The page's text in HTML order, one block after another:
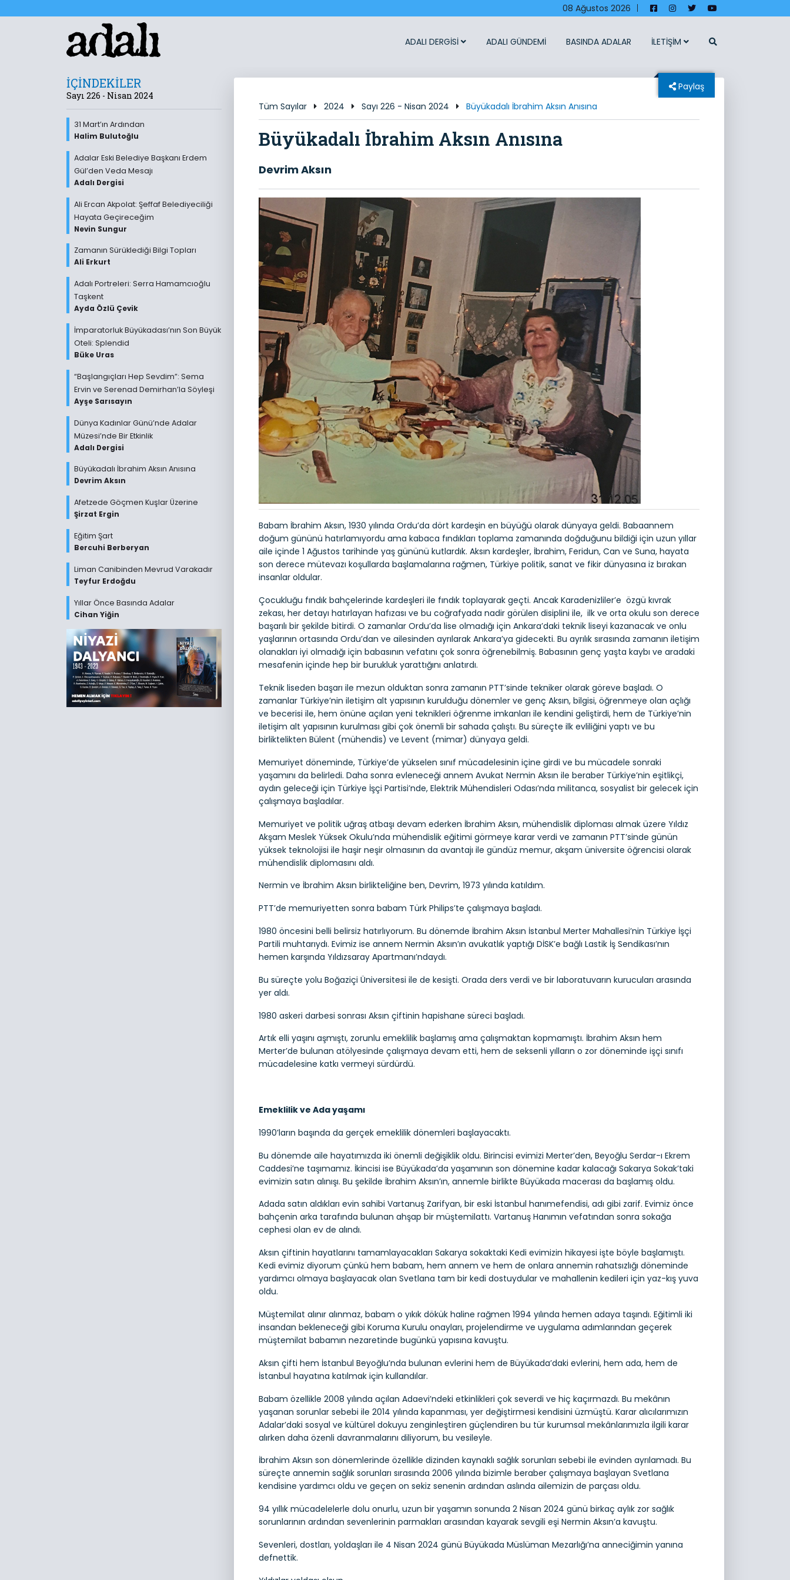
08 Ağustos 2026
ADALI DERGİSİ ADALI GÜNDEMİ BASINDA ADALAR İLETİŞİM
İÇİNDEKİLER
Sayı 226 - Nisan 2024
31 Mart’ın Ardından
Halim Bulutoğlu
Adalar Eski Belediye Başkanı Erdem
Gül’den Veda Mesajı
Adalı Dergisi
Ali Ercan Akpolat: Şeffaf Belediyeciliği
Hayata Geçireceğim
Nevin Sungur
Zamanın Sürüklediği Bilgi Topları
Ali Erkurt
Adalı Portreleri: Serra Hamamcıoğlu
Taşkent
Ayda Özlü Çevik
İmparatorluk Büyükadası’nın Son Büyük
Oteli: Splendid
Büke Uras
“Başlangıçları Hep Sevdim”: Sema
Ervin ve Serenad Demirhan’la Söyleşi
Ayşe Sarısayın
Dünya Kadınlar Günü’nde Adalar
Müzesi’nde Bir Etkinlik
Adalı Dergisi
Büyükadalı İbrahim Aksın Anısına
Devrim Aksın
Afetzede Göçmen Kuşlar Üzerine
Şirzat Ergin
Eğitim Şart
Bercuhi Berberyan
Liman Canibinden Mevrud Varakadır
Teyfur Erdoğdu
Yıllar Önce Basında Adalar
Cihan Yiğin
Paylaş
Tüm Sayılar
2024 Sayı 226 - Nisan 2024 Büyükadalı İbrahim Aksın Anısına
Büyükadalı İbrahim Aksın Anısına
Devrim Aksın
Babam İbrahim Aksın, 1930 yılında Ordu’da dört kardeşin en büyüğü olarak dünyaya geldi. Babaannem
doğum gününü hatırlamıyordu ama kabaca fındıkları toplama zamanında doğduğunu bildiği için uzun yıllar
aile içinde 1 Ağustos tarihinde yaş gününü kutlardık. Aksın kardeşler, İbrahim, Feridun, Can ve Suna, hayata
son derece mütevazı koşullarda başlamalarına rağmen, Türkiye politik, sanat ve fikir dünyasına iz bırakan
insanlar oldular.
Çocukluğu fındık bahçelerinde kardeşleri ile fındık toplayarak geçti. Ancak Karadenizliler’e özgü kıvrak
zekası, her detayı hatırlayan hafızası ve bu coğrafyada nadir görülen disiplini ile, ilk ve orta okulu son derece
başarılı bir şekilde bitirdi. O zamanlar Ordu’da lise olmadığı için Ankara’daki teknik liseyi kazanacak ve onlu
yaşlarının ortasında Ordu’dan ve ailesinden ayrılarak Ankara’ya gidecekti. Bu ayrılık sırasında zamanın iletişim
olanakları iyi olmadığı için babasının vefatını çok sonra öğrenebilmiş. Babasının genç yaşta kaybı ve aradaki
mesafenin içinde hep bir burukluk yarattığını anlatırdı.
Teknik liseden başarı ile mezun olduktan sonra zamanın PTT’sinde tekniker olarak göreve başladı. O
zamanlar Türkiye’nin iletişim alt yapısının kurulduğu dönemler ve genç Aksın, bilgisi, öğrenmeye olan açlığı
ve becerisi ile, hem önüne açılan yeni teknikleri öğrenme imkanları ile kendini geliştirdi, hem de Türkiye’nin
iletişim alt yapısının kurulması gibi çok önemli bir sahada çalıştı. Bu süreçte ilk evliliğini yaptı ve bu
birliktelikten Bülent (mühendis) ve Levent (mimar) dünyaya geldi.
Memuriyet döneminde, Türkiye’de yükselen sınıf mücadelesinin içine girdi ve bu mücadele sonraki
yaşamını da belirledi. Daha sonra evleneceği annem Avukat Nermin Aksın ile beraber Türkiye’nin eşitlikçi,
aydın geleceği için Türkiye İşçi Partisi’nde, Elektrik Mühendisleri Odası’nda militanca, sosyalist bir gelecek için
çalışmaya başladılar.
Memuriyet ve politik uğraş atbaşı devam ederken İbrahim Aksın, mühendislik diploması almak üzere Yıldız
Akşam Meslek Yüksek Okulu’nda mühendislik eğitimi görmeye karar verdi ve zamanın PTT’sinde günün
yüksek teknolojisi ile haşir neşir olmasının da avantajı ile gündüz memur, akşam üniversite öğrencisi olarak
mühendislik diplomasını aldı.
Nermin ve İbrahim Aksın birlikteliğine ben, Devrim, 1973 yılında katıldım.
PTT’de memuriyetten sonra babam Türk Philips’te çalışmaya başladı.
1980 öncesini belli belirsiz hatırlıyorum. Bu dönemde İbrahim Aksın İstanbul Merter Mahallesi’nin Türkiye İşçi
Partili muhtarıydı. Evimiz ise annem Nermin Aksın’ın avukatlık yaptığı DİSK’e bağlı Lastik İş Sendikası’nın
hemen karşında Yıldızsaray Apartmanı’ndaydı.
Bu süreçte yolu Boğaziçi Üniversitesi ile de kesişti. Orada ders verdi ve bir laboratuvarın kurucuları arasında
yer aldı.
1980 askeri darbesi sonrası Aksın çiftinin hapishane süreci başladı.
Artık elli yaşını aşmıştı, zorunlu emeklilik başlamış ama çalışmaktan kopmamıştı. İbrahim Aksın hem
Merter’de bulunan atölyesinde çalışmaya devam etti, hem de seksenli yılların o zor döneminde işçi sınıfı
mücadelesine katkı vermeyi sürdürdü.
Emeklilik ve Ada yaşamı
1990’ların başında da gerçek emeklilik dönemleri başlayacaktı.
Bu dönemde aile hayatımızda iki önemli değişiklik oldu. Birincisi evimizi Merter’den, Beyoğlu Serdar-ı Ekrem
Caddesi’ne taşımamız. İkincisi ise Büyükada’da yaşamının son dönemine kadar kalacağı Sakarya Sokak’taki
evimizin satın alınışı. Bu şekilde İbrahim Aksın’ın, annemle birlikte Büyükada macerası da başlamış oldu.
Adada satın aldıkları evin sahibi Vartanuş Zarifyan, bir eski İstanbul hanımefendisi, adı gibi zarif. Evimiz önce
bahçenin arka tarafında bulunan ahşap bir müştemilattı. Vartanuş Hanımın vefatından sonra sokağa
cephesi olan ev de alındı.
Aksın çiftinin hayatlarını tamamlayacakları Sakarya sokaktaki Kedi evimizin hikayesi işte böyle başlamıştı.
Kedi evimiz diyorum çünkü hem babam, hem annem ve hem de onlara annemin rahatsızlığı döneminde
yardımcı olmaya başlayacak olan Svetlana tam bir kedi dostuydular ve mahallenin kedileri için yaz-kış yuva
oldu.
Müştemilat alınır alınmaz, babam o yıkık dökük haline rağmen 1994 yılında hemen adaya taşındı. Eğitimli iki
insandan bekleneceği gibi Koruma Kurulu onayları, projelendirme ve uygulama adımlarından geçerek
müştemilat babamın nezaretinde bugünkü yapısına kavuştu.
Aksın çifti hem İstanbul Beyoğlu’nda bulunan evlerini hem de Büyükada’daki evlerini, hem ada, hem de
İstanbul hayatına katılmak için kullandılar.
Babam özellikle 2008 yılında açılan Adaevi’ndeki etkinlikleri çok severdi ve hiç kaçırmazdı. Bu mekânın
yaşanan sorunlar sebebi ile 2014 yılında kapanması, yer değiştirmesi kendisini üzmüştü. Karar alıcılarımızın
Adalar’daki sosyal ve kültürel dokuyu zenginleştiren güçlendiren bu tür kurumsal mekânlarımızla ilgili karar
alırken daha özenli davranmalarını diliyorum, bu vesileyle.
İbrahim Aksın son dönemlerinde özellikle dizinden kaynaklı sağlık sorunları sebebi ile evinden ayrılamadı. Bu
süreçte annemin sağlık sorunları sırasında 2006 yılında bizimle beraber çalışmaya başlayan Svetlana
kendisine yardımcı oldu ve geçen on sekiz senenin ardından aslında ailemizin de parçası oldu.
94 yıllık mücadelelerle dolu onurlu, uzun bir yaşamın sonunda 2 Nisan 2024 günü birkaç aylık zor sağlık
sorunlarının ardından sevenlerinin parmakları arasından kayarak sevgili eşi Nermin Aksın’a kavuştu.
Sevenleri, dostları, yoldaşları ile 4 Nisan 2024 günü Büyükada Müslüman Mezarlığı’na anneciğimin yanına
defnettik.